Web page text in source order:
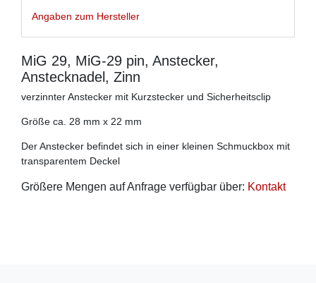
Angaben zum Hersteller
MiG 29, MiG-29 pin, Anstecker,
Anstecknadel, Zinn
verzinnter Anstecker mit Kurzstecker und Sicherheitsclip
Größe ca. 28 mm x 22 mm
Der Anstecker befindet sich in einer kleinen Schmuckbox mit
transparentem Deckel
Größere Mengen auf Anfrage verfügbar über: Kontakt